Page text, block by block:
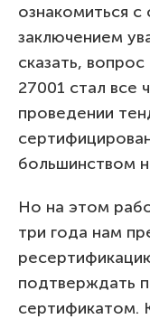
ознакомиться
заключением
сказать,
27001 стал все
проведении
большинством
Но на этом
три года нам
подтверждать
сертификатом.